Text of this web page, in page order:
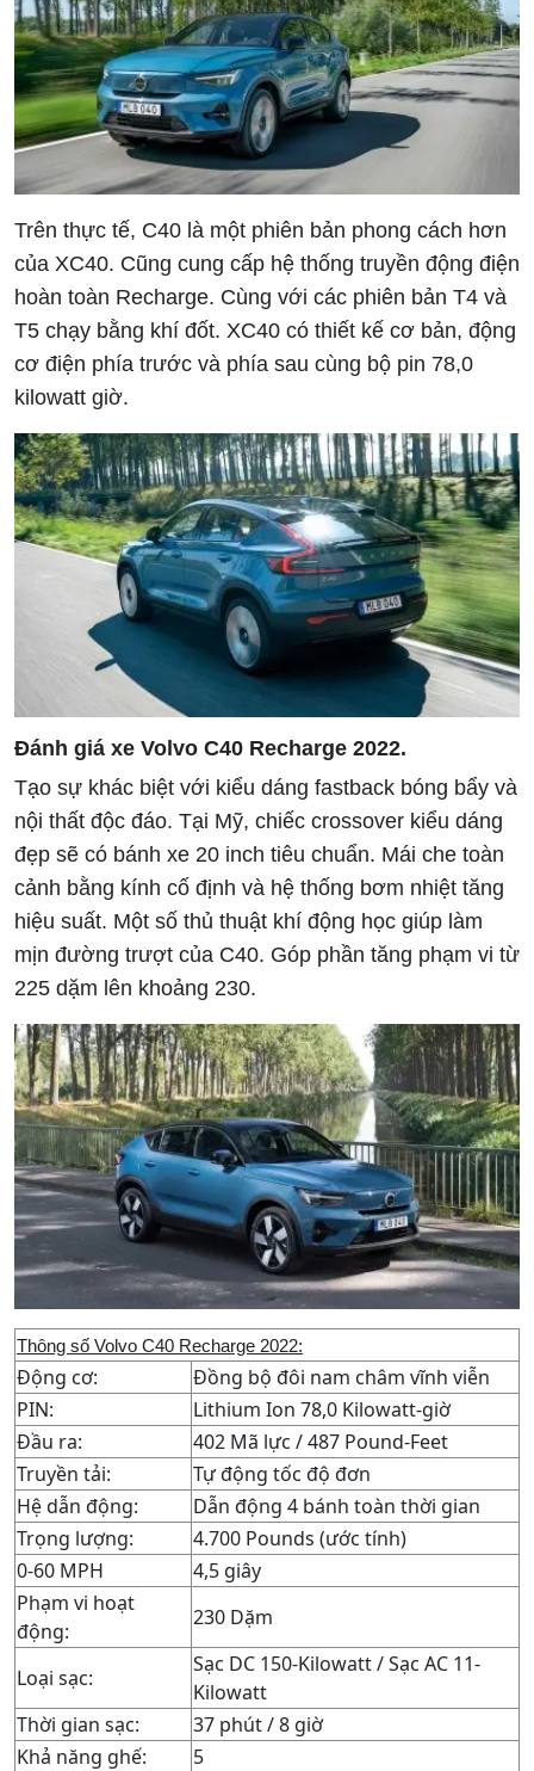
Trên thực tế, C40 là một phiên bản phong cách hơn
của XC40. Cũng cung cấp hệ thống truyền động điện
hoàn toàn Recharge. Cùng với các phiên bản T4 và
T5 chạy bằng khí đốt. XC40 có thiết kế cơ bản, động
cơ điện phía trước và phía sau cùng bộ pin 78,0
kilowatt giờ.
Đánh giá xe Volvo C40 Recharge 2022.
Tạo sự khác biệt với kiểu dáng fastback bóng bẩy và
nội thất độc đáo. Tại Mỹ, chiếc crossover kiểu dáng
đẹp sẽ có bánh xe 20 inch tiêu chuẩn. Mái che toàn
cảnh bằng kính cố định và hệ thống bơm nhiệt tăng
hiệu suất. Một số thủ thuật khí động học giúp làm
mịn đường trượt của C40. Góp phần tăng phạm vi từ
225 dặm lên khoảng 230.
Thông số Volvo C40 Recharge 2022:
Động cơ:
Đồng bộ đôi nam châm vĩnh viễn
PIN:
Lithium Ion 78,0 Kilowatt-giờ
Đầu ra:
402 Mã lực / 487 Pound-Feet
Truyền tải:
Tự động tốc độ đơn
Hệ dẫn động:
Dẫn động 4 bánh toàn thời gian
Trọng lượng:
4.700 Pounds (ước tính)
0-60 MPH
4,5 giây
Phạm vi hoạt
động:
230 Dặm
Loại sạc:
Sạc DC 150-Kilowatt / Sạc AC 11-
Kilowatt
Thời gian sạc:
37 phút / 8 giờ
Khả năng ghế:
5